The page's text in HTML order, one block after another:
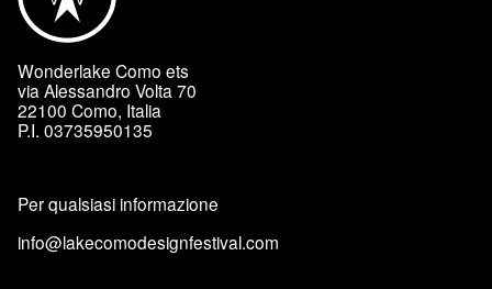
Wonderlake Como ets
via Alessandro Volta 70
22100 Como, Italia
P.I. 03735950135
Per qualsiasi informazione
info@lakecomodesignfestival.com